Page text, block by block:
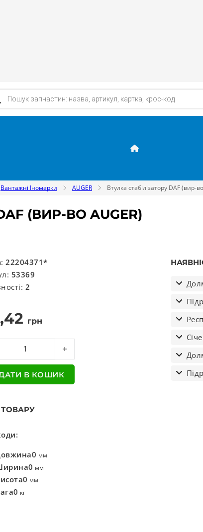
search
Вантажні Іномарки AUGER Втулка стабілізатору DAF (вир-
(ВИР-ВО AUGER)
22204371*
53369
2
грн
стабілізатору DAF (вир-во Auger) кількість
В КОШИК
0 мм
0 мм
0 мм
0 кг